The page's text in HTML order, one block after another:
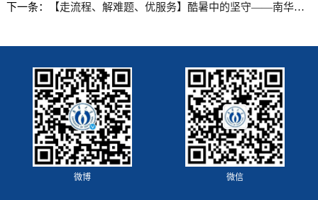
下一条： 【走流程、解难题、优服务】酷暑中的坚守——南华大学2022年暑期后勤工作纪实
微博 微信